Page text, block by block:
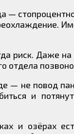
—
риск. Даже на
отдела
— не повод
и
и озёрах